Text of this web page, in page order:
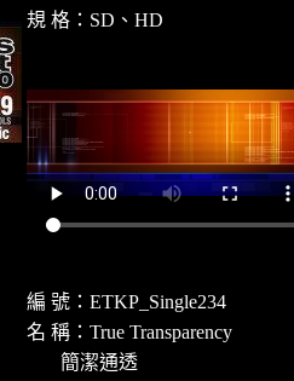
規 格：SD、HD
編 號：ETKP_Single234
名 稱： True Transparency
簡潔通透